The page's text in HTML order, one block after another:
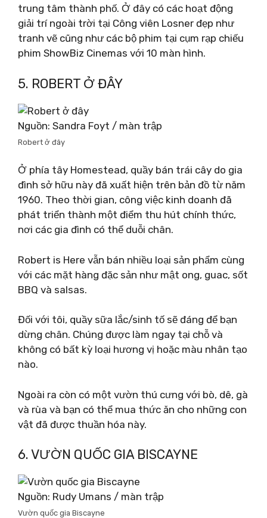
trung tâm thành phố. Ở đây có các hoạt động
giải trí ngoài trời tại Công viên Losner đẹp như
tranh vẽ cũng như các bộ phim tại cụm rạp chiếu
phim ShowBiz Cinemas với 10 màn hình.
5. ROBERT Ở ĐÂY
Nguồn: Sandra Foyt / màn trập
Robert ở đây
Ở phía tây Homestead, quầy bán trái cây do gia
đình sở hữu này đã xuất hiện trên bản đồ từ năm
1960. Theo thời gian, công việc kinh doanh đã
phát triển thành một điểm thu hút chính thức,
nơi các gia đình có thể duỗi chân.
Robert is Here vẫn bán nhiều loại sản phẩm cùng
với các mặt hàng đặc sản như mật ong, guac, sốt
BBQ và salsas.
Đối với tôi, quầy sữa lắc/sinh tố sẽ đáng để bạn
dừng chân. Chúng được làm ngay tại chỗ và
không có bất kỳ loại hương vị hoặc màu nhân tạo
nào.
Ngoài ra còn có một vườn thú cưng với bò, dê, gà
và rùa và bạn có thể mua thức ăn cho những con
vật đã được thuần hóa này.
6. VƯỜN QUỐC GIA BISCAYNE
Nguồn: Rudy Umans / màn trập
Vườn quốc gia Biscayne